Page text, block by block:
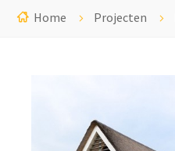
Home Projecten